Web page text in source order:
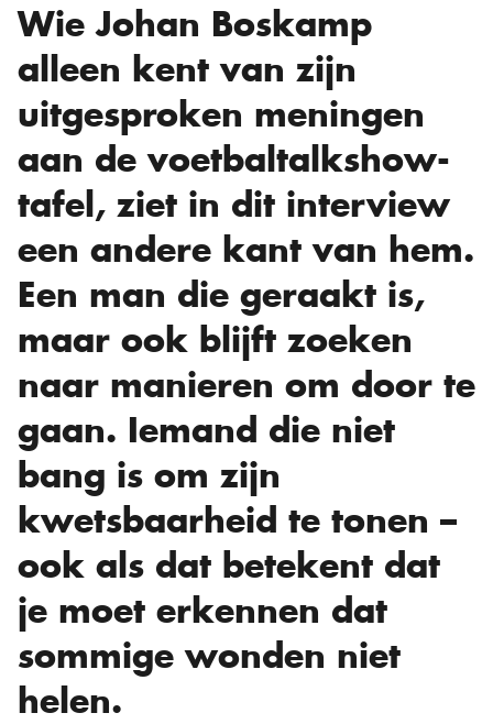
Wie Johan Boskamp
alleen kent van zijn
uitgesproken meningen
aan de voetbaltalkshow-
tafel, ziet in dit interview
een andere kant van hem.
Een man die geraakt is,
maar ook blijft zoeken
naar manieren om door te
gaan. Iemand die niet
bang is om zijn
kwetsbaarheid te tonen –
ook als dat betekent dat
je moet erkennen dat
sommige wonden niet
helen.